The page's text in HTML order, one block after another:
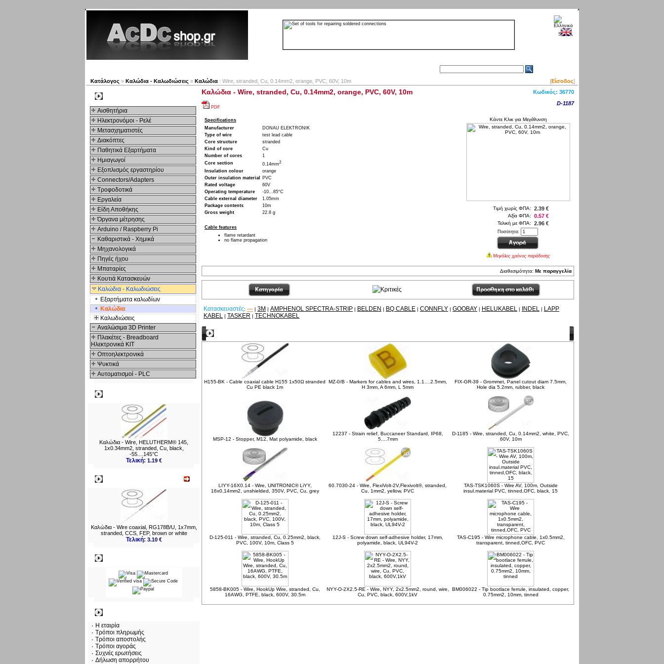
Κατάλογος » Καλώδια - Καλωδιώσεις » Καλώδια : Wire, stranded, Cu, 0.14mm2, orange, PVC, 60V, 10m [Είσοδος]
Αισθητήρια
Ηλεκτρονόμοι - Ρελέ
Μετασχηματιστές
Διακόπτες
Παθητικά Εξαρτήματα
Hμιαγωγοί
Εξοπλισμός εργαστηρίου
Connectors/Adapters
Τροφοδοτικά
Εργαλεία
Είδη Αποθήκης
Όργανα μέτρησης
Arduino / Raspberry Pi
Καθαριστικά - Χημικά
Μηχανολογικά
Πηγές ήχου
Μπαταρίες
Κουτιά Κατασκευών
Καλώδια - Καλωδιώσεις
Εξαρτήματα καλωδίων
Καλώδια
Καλωδιώσεις
Αναλώσιμα 3D Printer
Πλακέτες - Breadboard
Ηλεκτρονικά ΚΙΤ
Οπτοηλεκτρονικά
Ψυκτικά
Αυτοματισμοί - PLC
Καλώδια - Wire, HELUTHERM® 145,
1x0.34mm2, stranded, Cu, black,
-55....145°C
Τελική: 1.19 €
Καλώδια - Wire coaxial, RG178B/U, 1x7mm,
stranded, CCS, FEP, brown or white
Τελική: 3.10 €
Η εταιρία
Τρόποι πληρωμής
Τρόποι αποστολής
Τρόποι αγοράς
Συχνές ερωτήσεις
Δήλωση απορρήτου
Καλώδια - Wire, stranded, Cu, 0.14mm2, orange, PVC, 60V, 10m Κωδικός: 36770
PDF
D-1187
Κάντε Κλικ για Μεγέθυνση
Τιμή χωρίς ΦΠΑ: 2.39 €
Αξία ΦΠΑ: 0.57 €
Τελική με ΦΠΑ: 2.96 €
Ποσότητα:
Μεγάλος χρόνος παράδοσης
Specifications
Manufacturer
DONAU ELEKTRONIK
Type of wire
test lead cable
Core structure
stranded
Kind of core
Cu
Number of cores
1
Core section
0.14mm2
Insulation colour
orange
Outer insulation material
PVC
Rated voltage
60V
Operating temperature
-10...85°C
Cable external diameter
1.05mm
Package contents
10m
Gross weight
22.8 g
Cable features
flame retardant
no flame propagation
Διαθεσιμότητα: Με παραγγελία
Κατασκευαστές: --- | 3M | AMPHENOL SPECTRA-STRIP | BELDEN | BQ CABLE | CONNFLY | GOOBAY | HELUKABEL | INDEL | LAPP
KABEL | TASKER | TECHNOKABEL
H155-BK - Cable coaxial cable H155 1x50Ω stranded
Cu PE black 1m
MZ-0/B - Markers for cables and wires, 1.1....2.5mm,
H 3mm, A 6mm, L 5mm
FIX-GR-39 - Grommet, Panel cutout diam 7.5mm,
Hole dia 5.2mm, rubber, black
MSP-12 - Stopper, M12, Mat polyamide, black
12237 - Strain relief, Buccaneer Standard, IP68,
5....7mm
D-1185 - Wire, stranded, Cu, 0.14mm2, white, PVC,
60V, 10m
LIYY-16X0.14 - Wire, UNITRONIC® LiYY,
16x0,14mm2, unshielded, 350V, PVC, Cu, grey
60.7030-24 - Wire, FlexiVolt-2V,Flexivolt®, stranded,
Cu, 1mm2, yellow, PVC
TAS-TSK1060S - Wire AV, 100m, Outside
insul.material PVC, tinned,OFC, black, 15
D-125-011 - Wire, stranded, Cu, 0.25mm2, black,
PVC, 100V, 10m, Class 5
12J-S - Screw down self-adhesive holder, 17mm,
polyamide, black, UL94V-2
TAS-C195 - Wire microphone cable, 1x0.5mm2,
transparent, tinned,OFC, PVC
5858-BK005 - Wire, HookUp Wire, stranded, Cu,
16AWG, PTFE, black, 600V, 30.5m
NYY-O-2X2.5-RE - Wire, NYY, 2x2.5mm2, round, wire,
Cu, PVC, black, 600V,1kV
BM006022 - Tip bootlace ferrule, insulated, copper,
0.75mm2, 10mm, tinned